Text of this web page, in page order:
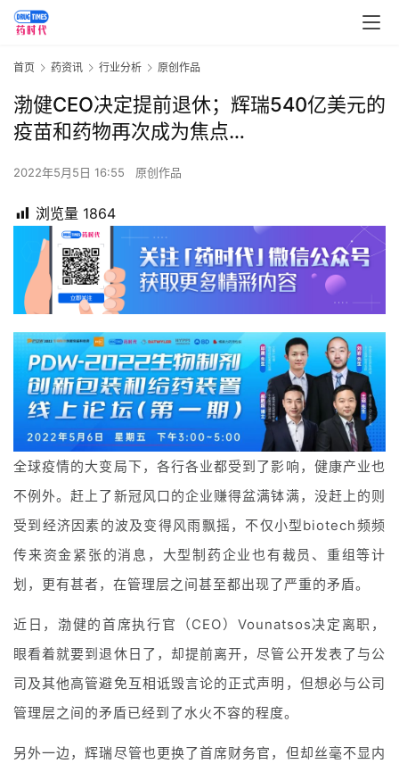
首页 药资讯 行业分析 原创作品
渤健CEO决定提前退休；辉瑞540亿美元的
疫苗和药物再次成为焦点…
2022年5月5日 16:55 原创作品
浏览量 1864
全球疫情的大变局下，各行各业都受到了影响，健康产业也
不例外。赶上了新冠风口的企业赚得盆满钵满，没赶上的则
受到经济因素的波及变得风雨飘摇，不仅小型biotech频频
传来资金紧张的消息，大型制药企业也有裁员、重组等计
划，更有甚者，在管理层之间甚至都出现了严重的矛盾。
近日，渤健的首席执行官（CEO）Vounatsos决定离职，
眼看着就要到退休日了，却提前离开，尽管公开发表了与公
司及其他高管避免互相诋毁言论的正式声明，但想必与公司
管理层之间的矛盾已经到了水火不容的程度。
另外一边，辉瑞尽管也更换了首席财务官，但却丝毫不显内